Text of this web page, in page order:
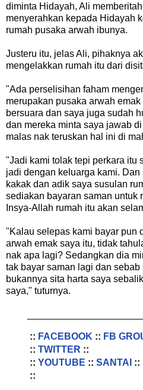
diminta Hidayah, Ali
menyerahkan kepada Hidayah
rumah pusaka arwah ibunya.
Justeru itu, jelas Ali, pihaknya
mengelakkan rumah itu dari
"Ada perselisihan faham
merupakan pusaka arwah
bersuara dan saya juga sudah
dan mereka minta saya jawab
malas nak teruskan hal ini di
"Jadi kami tolak tepi perkara itu
jadi dengan keluarga kami.
kakak dan adik saya susulan
sediakan bayaran saman untuk
Insya-Allah rumah itu akan
"Kalau selepas kami bayar pun
arwah emak saya itu, tidak
nak apa lagi? Sedangkan dia
tak bayar saman lagi dan
bukannya sita harta saya
saya," tuturnya.
:: FACEBOOK :: FB
:: TWITTER ::
:: YOUTUBE :: SANTAI ::
::